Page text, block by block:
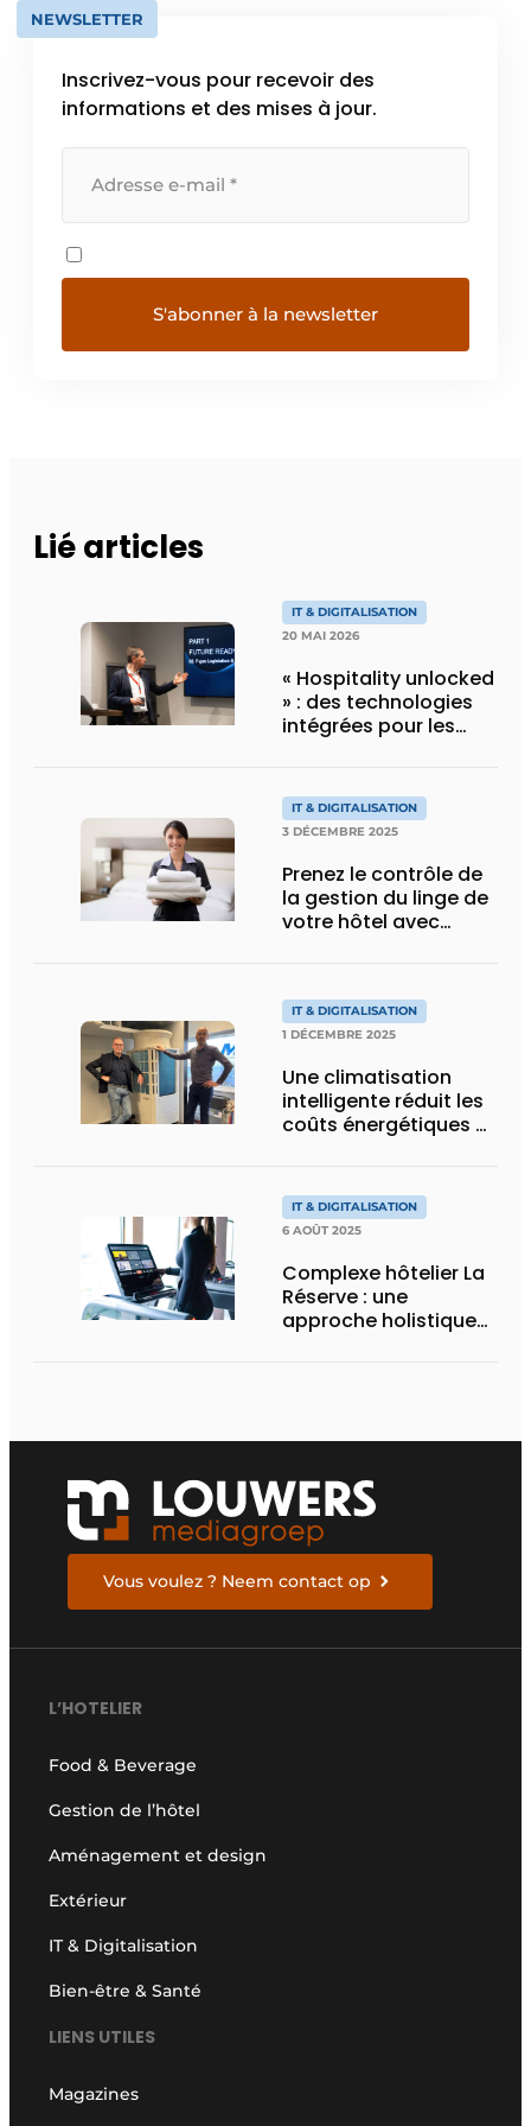
NEWSLETTER
Inscrivez-vous pour recevoir des
informations et des mises à jour.
Lié articles
IT & DIGITALISATION
20 MAI 2026
« Hospitality unlocked
» : des technologies
intégrées pour les
IT & DIGITALISATION
3 DÉCEMBRE 2025
Prenez le contrôle de
la gestion du linge de
votre hôtel avec
IT & DIGITALISATION
1 DÉCEMBRE 2025
Une climatisation
intelligente réduit les
coûts énergétiques et
IT & DIGITALISATION
6 AOÛT 2025
Complexe hôtelier La
Réserve : une
approche holistique
Vous voulez ? Neem contact op
L’HOTELIER
Food & Beverage
Gestion de l’hôtel
Aménagement et design
Extérieur
IT & Digitalisation
Bien-être & Santé
LIENS UTILES
Magazines